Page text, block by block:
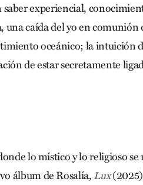
saber experiencial,
una caída del yo en comunión
oceánico; la intuición
de estar secretamente
lo místico y lo religioso
álbum de Rosalía, Lux